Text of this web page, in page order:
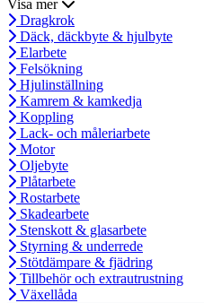
Visa mer
Dragkrok
Däck, däckbyte & hjulbyte
Elarbete
Felsökning
Hjulinställning
Kamrem & kamkedja
Koppling
Lack- och måleriarbete
Motor
Oljebyte
Plåtarbete
Rostarbete
Skadearbete
Stenskott & glasarbete
Styrning & underrede
Stötdämpare & fjädring
Tillbehör och extrautrustning
Växellåda